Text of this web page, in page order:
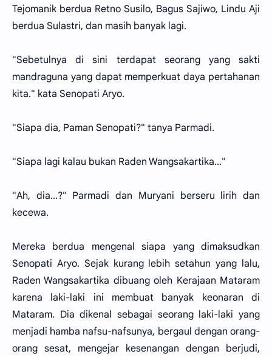
Tejomanik berdua Retno Susilo, Bagus Sajiwo, Lindu Aji
berdua Sulastri, dan masih banyak lagi.
"Sebetulnya di sini terdapat seorang yang sakti
mandraguna yang dapat memperkuat daya pertahanan
kita." kata Senopati Aryo.
"Siapa dia, Paman Senopati?" tanya Parmadi.
"Siapa lagi kalau bukan Raden Wangsakartika..."
"Ah, dia...?" Parmadi dan Muryani berseru lirih dan
kecewa.
Mereka berdua mengenal siapa yang dimaksudkan
Senopati Aryo. Sejak kurang lebih setahun yang lalu,
Raden Wangsakartika dibuang oleh Kerajaan Mataram
karena laki-laki ini membuat banyak keonaran di
Mataram. Dia dikenal sebagai seorang laki-laki yang
menjadi hamba nafsu-nafsunya, bergaul dengan orang-
orang sesat, mengejar kesenangan dengan berjudi,